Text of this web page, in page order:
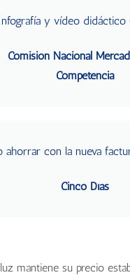
y vídeo didáctico
Comisión Nacional
Competencia
ahorrar con la nueva
Cinco Días
mantiene su precio